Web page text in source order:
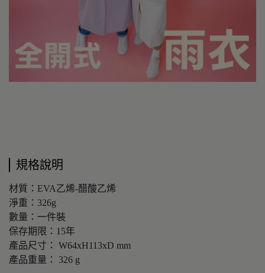
規格說明
材質：EVA乙烯-醋酸乙烯
淨重：326g
數量：一件裝
保存期限：15年
產品尺寸： W64xH113xD mm
產品重量： 326 g